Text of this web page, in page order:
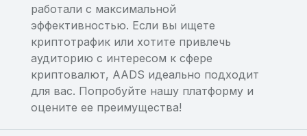
работали с максимальной
эффективностью. Если вы ищете
криптотрафик или хотите привлечь
аудиторию с интересом к сфере
криптовалют, AADS идеально подходит
для вас. Попробуйте нашу платформу и
оцените ее преимущества!